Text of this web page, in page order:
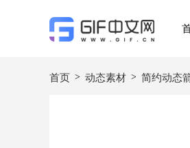
首页 > 动态素材 > 简约动态